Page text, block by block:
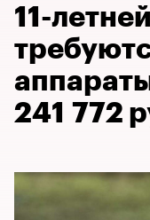
11-
241 772